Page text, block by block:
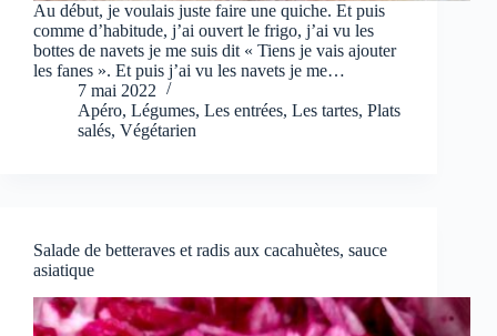
Au début, je voulais juste faire une quiche. Et puis
comme d’habitude, j’ai ouvert le frigo, j’ai vu les
bottes de navets je me suis dit « Tiens je vais ajouter
les fanes ». Et puis j’ai vu les navets je me…
7 mai 2022
Apéro, Légumes, Les entrées, Les tartes, Plats
salés, Végétarien
Salade de betteraves et radis aux cacahuètes, sauce
asiatique